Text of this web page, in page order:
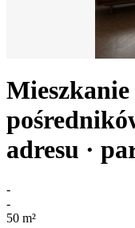
Mieszkanie
adresu ·
-
-
50 m²